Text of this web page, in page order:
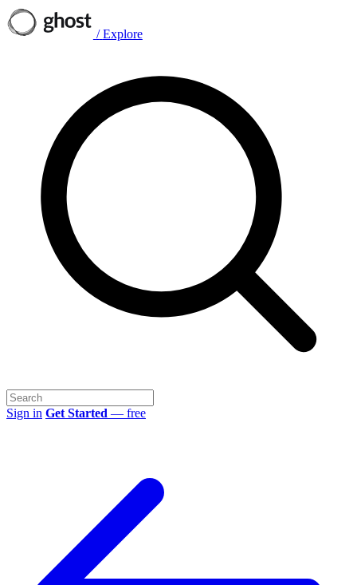
/ Explore
Sign in Get Started — free